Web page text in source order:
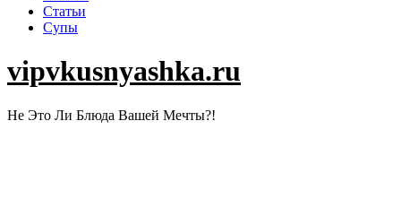
Статьи
Супы
vipvkusnyashka.ru
Не Это Ли Блюда Вашей Мечты?!